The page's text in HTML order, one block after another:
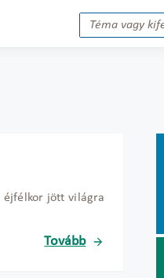
éjfélkor jött világra
Tovább